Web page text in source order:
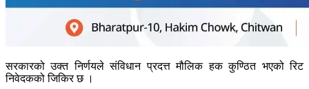
सरकारको उक्त निर्णयले संविधान प्रदत्त मौलिक हक कुण्ठित भएको रिट
निवेदकको जिकिर छ ।